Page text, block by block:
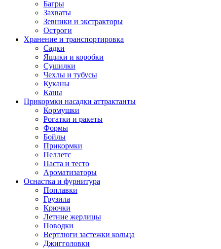
Багры
Захваты
Зевники и экстракторы
Остроги
Хранение и транспортировка
Садки
Ящики и коробки
Сушилки
Чехлы и тубусы
Куканы
Каны
Прикормки насадки аттрактанты
Кормушки
Рогатки и ракеты
Формы
Бойлы
Прикормки
Пеллетс
Паста и тесто
Ароматизаторы
Оснастка и фурнитура
Поплавки
Грузила
Крючки
Летние жерлицы
Поводки
Вертлюги застежки кольца
Джигголовки